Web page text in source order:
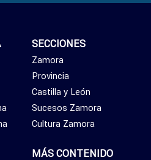
SECCIONES
Zamora
Provincia
Castilla y León
Sucesos Zamora
Cultura Zamora
MÁS CONTENIDO